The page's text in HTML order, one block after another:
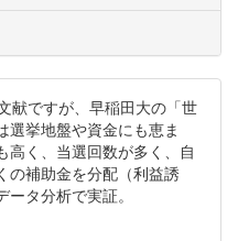
献ですが、早稲田大の「世
選挙地盤や資金にも恵ま
高く、当選回数が多く、自
の補助金を分配（利益誘
タ分析で実証。